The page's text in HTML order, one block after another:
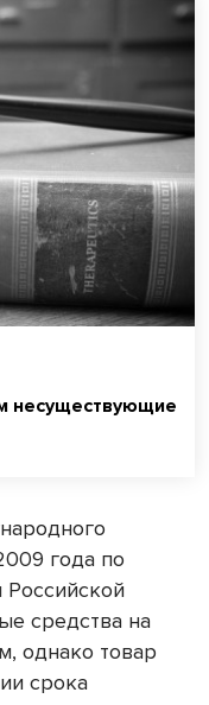
несуществующие
года по
средства на
однако товар
срока